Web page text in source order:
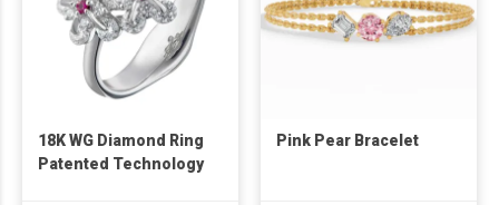
18K WG Diamond Ring
Patented Technology
Pink Pear Bracelet